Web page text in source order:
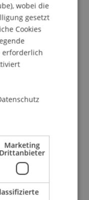
und
zum
Idee über den
Verein Start
wobei die
gesetzt
Cookies
erforderlich
Marketing
Drittanbieter